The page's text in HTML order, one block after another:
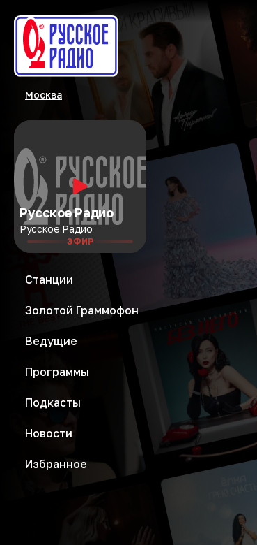
Москва
Русское Радио
Русское Радио
ЭФИР
Станции
Золотой Граммофон
Ведущие
Программы
Подкасты
Новости
Избранное